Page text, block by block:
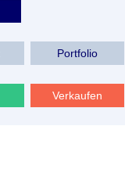
Portfolio
Verkaufen